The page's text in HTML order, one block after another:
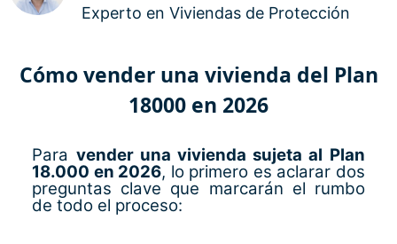
Experto en Viviendas de Protección
Cómo vender una vivienda del Plan
18000 en 2026
Para vender una vivienda sujeta al Plan
18.000 en 2026, lo primero es aclarar dos
preguntas clave que marcarán el rumbo
de todo el proceso: